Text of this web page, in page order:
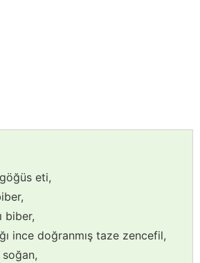
eti,
biber,
ince doğranmış taze zencefil,